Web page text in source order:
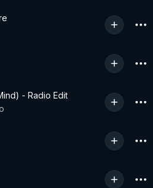
- Radio Edit